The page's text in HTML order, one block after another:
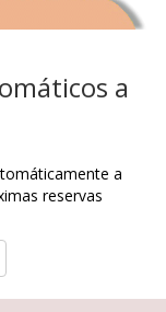
a
a
reservas